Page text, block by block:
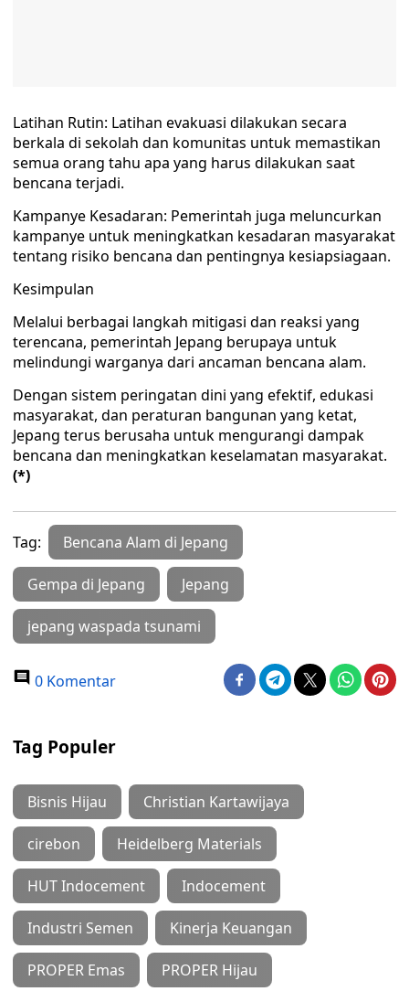
Latihan Rutin: Latihan evakuasi dilakukan secara
berkala di sekolah dan komunitas untuk memastikan
semua orang tahu apa yang harus dilakukan saat
bencana terjadi.
Kampanye Kesadaran: Pemerintah juga meluncurkan
kampanye untuk meningkatkan kesadaran masyarakat
tentang risiko bencana dan pentingnya kesiapsiagaan.
Kesimpulan
Melalui berbagai langkah mitigasi dan reaksi yang
terencana, pemerintah Jepang berupaya untuk
melindungi warganya dari ancaman bencana alam.
Dengan sistem peringatan dini yang efektif, edukasi
masyarakat, dan peraturan bangunan yang ketat,
Jepang terus berusaha untuk mengurangi dampak
bencana dan meningkatkan keselamatan masyarakat.
(*)
Tag: Bencana Alam di Jepang
Gempa di Jepang Jepang
jepang waspada tsunami
0 Komentar
Tag Populer
Bisnis Hijau Christian Kartawijaya
cirebon Heidelberg Materials
HUT Indocement Indocement
Industri Semen Kinerja Keuangan
PROPER Emas PROPER Hijau